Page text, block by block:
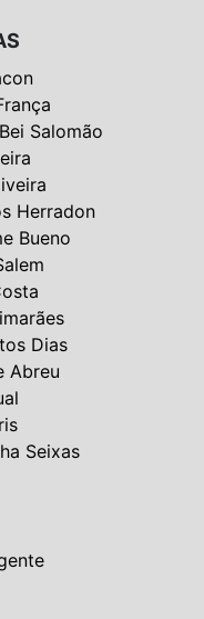
Salomão
Herradon
Bueno
Dias
Abreu
Seixas